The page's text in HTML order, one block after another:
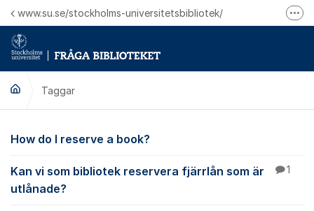
Hoppa till innehåll
www.su.se/stockholms-universitetsbibliotek/
Taggar
How do I reserve a book?
Kan vi som bibliotek reservera fjärrlån som är
utlånade?
1